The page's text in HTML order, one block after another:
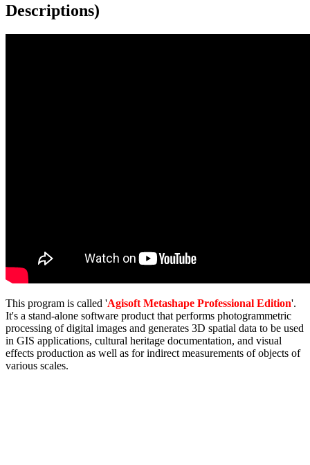
Descriptions)
This program is called 'Agisoft Metashape Professional Edition'.
It's a stand-alone software product that performs photogrammetric
processing of digital images and generates 3D spatial data to be used
in GIS applications, cultural heritage documentation, and visual
effects production as well as for indirect measurements of objects of
various scales.